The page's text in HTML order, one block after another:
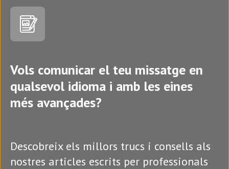
Vols comunicar el teu missatge en
qualsevol idioma i amb les eines
més avançades?
Descobreix els millors trucs i consells als
nostres articles escrits per professionals